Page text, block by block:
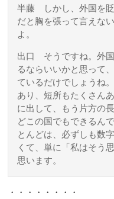
半藤 しかし、外国を
だと胸を張って言えな
よ。
出口
そうですね。外
るならいいかと思って
ているだけでしょうね
あり、短所もたくさん
に出して、もう片方の
どこの国でもできるん
とんどは、必ずしも数
くて、単に「私はそう
思います。
・・・・・・・・